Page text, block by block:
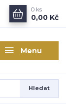
Menu
Hledat
0 ks
0,00 Kč